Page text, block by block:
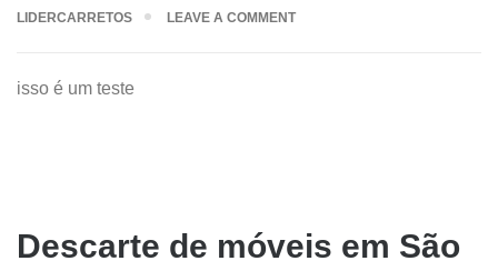
LIDERCARRETOS
LEAVE A COMMENT
isso é um teste
Descarte de móveis em São